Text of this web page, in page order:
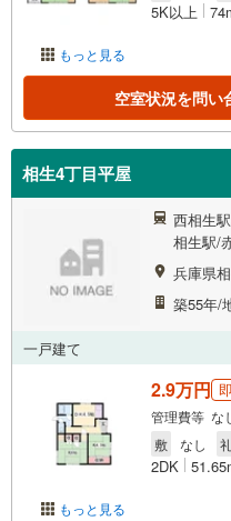
もっと見る
5K以上
空室状況を問い
相生4丁目平屋
西相生
相生駅/
兵庫県
築55年/
一戸建て
もっと見る
2.9万円
管理費等 な
敷
なし
2DK